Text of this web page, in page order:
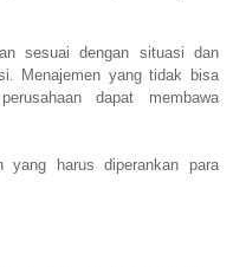
sesuai dengan situasi dan
Menajemen yang tidak bisa
dapat membawa
yang harus diperankan para